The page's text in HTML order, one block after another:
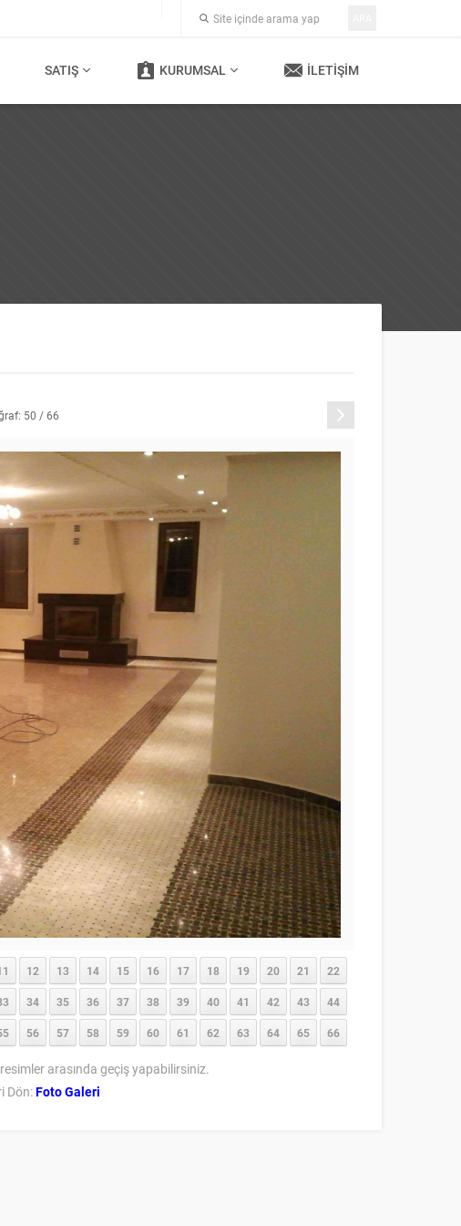
SATIŞ KURUMSAL İLETIŞIM
50 / 66
12 13 14 15 16 17 18 19 20 21 22
34 35 36 37 38 39 40 41 42 43 44
56 57 58 59 60 61 62 63 64 65 66
arasında geçiş yapabilirsiniz.
Dön:Foto Galeri